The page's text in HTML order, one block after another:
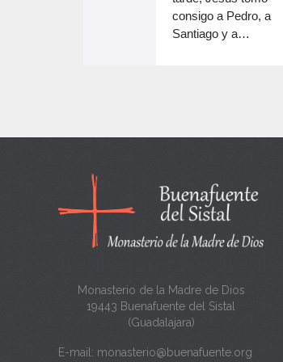
volumen.
consigo a Pedro, a
Santiago y a…
Monasterio de la Madre de Dios
19443 Buenafuente del Sistal
(Guadalajara)
E-mail: monasterio@buenafuente.org